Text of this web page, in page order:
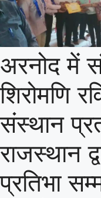
अरनोद में
शिरोमणि
संस्थान
राजस्थान
प्रतिभा